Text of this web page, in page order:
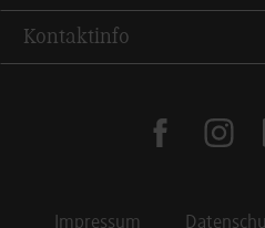
Kontaktinfo
facebook